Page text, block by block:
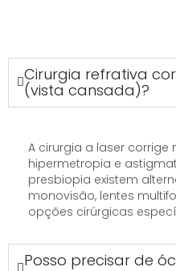
Cirurgia refrativa
(vista cansada)?
A cirurgia a laser corrige
hipermetropia e
presbiopia existem
monovisão, lentes
opções cirúrgicas
Posso precisar de